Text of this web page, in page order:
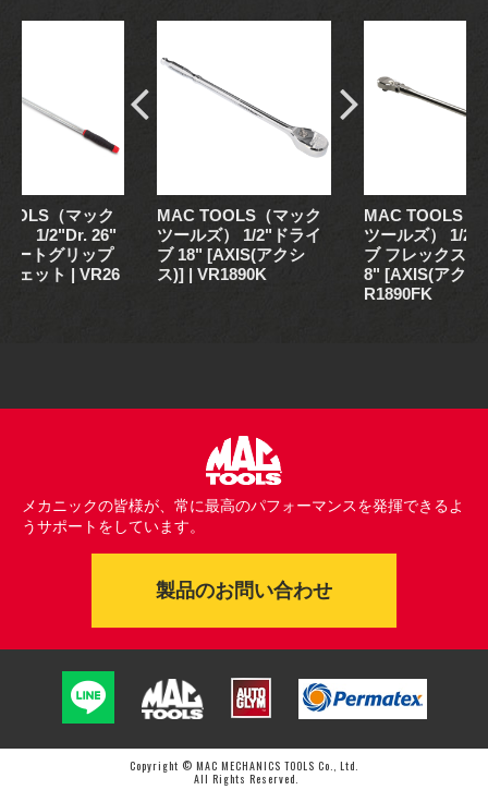
（マック
） 1/2"Dr. 26"
ートグリップ
ェット | VR26
MAC TOOLS（マック
ツールズ） 1/2"ドライ
ブ 18" [AXIS(アクシ
ス)] | VR1890K
MAC TOOLS（
ツールズ） 1/2"
ブ フレックスタ
8" [AXIS(アクシ
R1890FK
メカニックの皆様が、常に最高のパフォーマンスを発揮できるよ
うサポートをしています。
製品のお問い合わせ
Copyright © MAC MECHANICS TOOLS Co., Ltd.
All Rights Reserved.